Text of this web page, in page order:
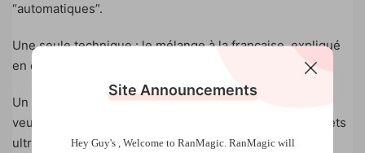
“automatiques”.
Une seule technique : le mélange à la française, expliqué
en détail dans le programme.
Un “must have” pour toute personne qui débute ou qui
veut commencer la magie “en douceur” grâce à des effets
ultra-percutants pour un minimum d’effort technique.
Site Announcements
Hey Guy's , Welcome to RanMagic. RanMagic will